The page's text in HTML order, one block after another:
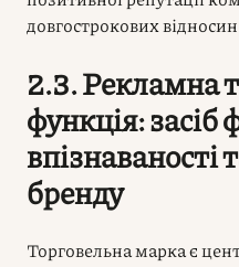
довгострокових
2.3. Рекламна
функція:
впізнаваності
бренду
Торговельна марка є